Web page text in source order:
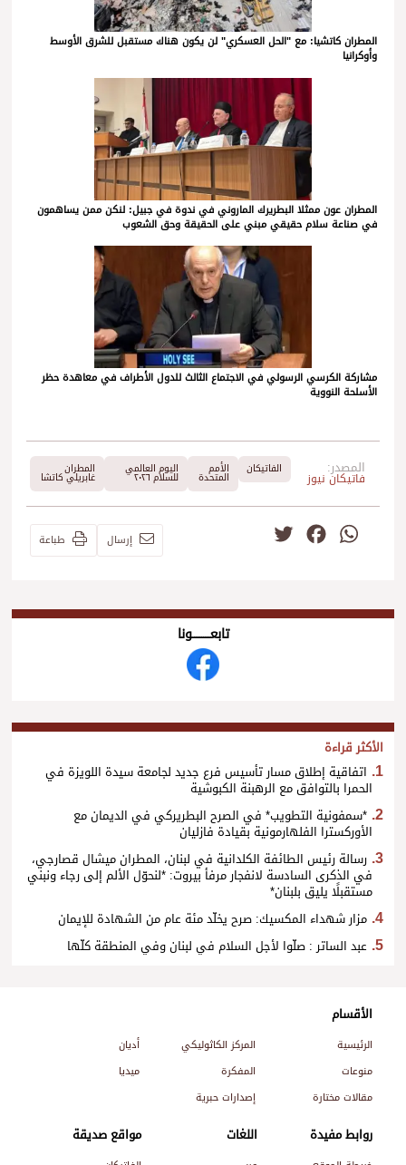
المطران كاتشيا: مع "الحل العسكري" لن يكون هناك مستقبل للشرق الأوسط
وأوكرانيا
المطران عون ممثلا البطريرك الماروني في ندوة في جبيل: لنكن ممن يساهمون
في صناعة سلام حقيقي مبني على الحقيقة وحق الشعوب
مشاركة الكرسي الرسولي في الاجتماع الثالث للدول الأطراف في معاهدة حظر
الأسلحة النووية
المصدر:
فاتيكان نيوز
الفاتيكان الأمم
المتحدة
اليوم العالمي
للسلام ٢٠٢٦
المطران
غابريلي كاتشا
WhatsApp
Facebook إرسال طباعة
تابعــــــــــونا
الأكثر قراءة
اتفاقية إطلاق مسار تأسيس فرع جديد لجامعة سيدة اللويزة في
الحمرا بالتوافق مع الرهبنة الكبوشية
*سمفونية التطويب* في الصرح البطريركي في الديمان مع
الأوركسترا الفلهارمونية بقيادة فازليان
رسالة رئيس الطائفة الكلدانية في لبنان، المطران ميشال قصارجي،
في الذكرى السادسة لانفجار مرفأ بيروت: *لنحوّل الألم إلى رجاء ونبني
مستقبلًا يليق بلبنان*
مزار شهداء المكسيك: صرح يخلّد مئة عام من الشهادة للإيمان
عبد الساتر : صلّوا لأجل السلام في لبنان وفي المنطقة كلّها
الأقسام
الرئيسية المركز الكاثوليكي
أديان
منوعات
المفكرة
ميديا
مقالات مختارة
إصدارات حبرية
روابط مفيدة اللغات مواقع صديقة